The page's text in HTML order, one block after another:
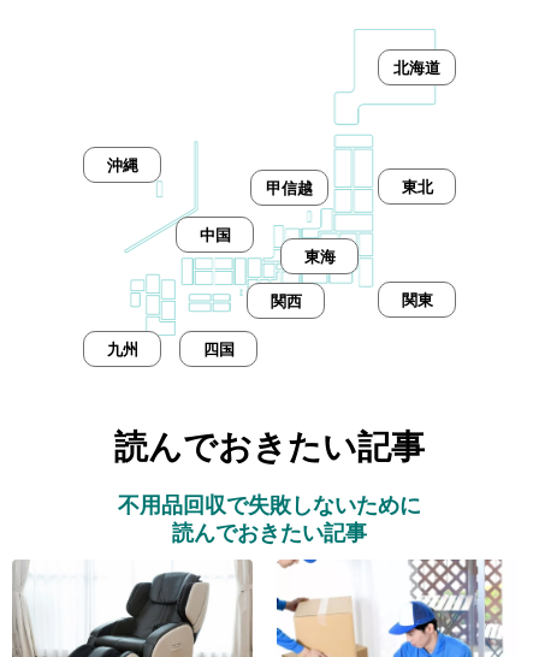
北海道
東北
甲信越
東海
関東
関西
中国
四国
九州
沖縄
読んでおきたい記事
不用品回収で失敗しないために
読んでおきたい記事